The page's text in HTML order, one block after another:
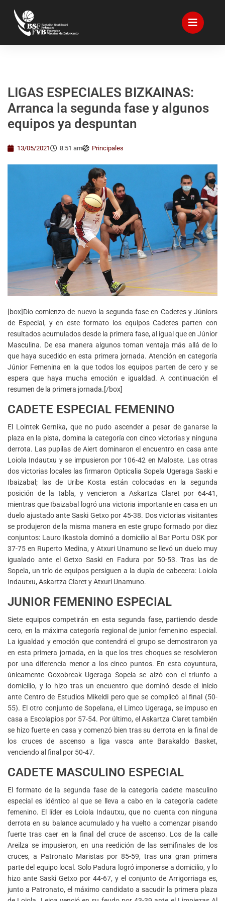
LIGAS ESPECIALES BIZKAINAS:
Arranca la segunda fase y algunos
equipos ya despuntan
13/05/2021 8:51 am Principales
[box]Dio comienzo de nuevo la segunda fase en Cadetes y Júniors
de Especial, y en este formato los equipos Cadetes parten con
resultados acumulados desde la primera fase, al igual que en Júnior
Masculina. De esa manera algunos toman ventaja más allá de lo
que haya sucedido en esta primera jornada. Atención en categoría
Júnior Femenina en la que todos los equipos parten de cero y se
espera que haya mucha emoción e igualdad. A continuación el
resumen de la primera jornada.[/box]
CADETE ESPECIAL FEMENINO
El Lointek Gernika, que no pudo ascender a pesar de ganarse la
plaza en la pista, domina la categoría con cinco victorias y ninguna
derrota. Las pupilas de Aiert dominaron el encuentro en casa ante
Loiola Indautxu y se impusieron por 106-42 en Maloste. Las otras
dos victorias locales las firmaron Opticalia Sopela Ugeraga Saski e
Ibaizabal; las de Uribe Kosta están colocadas en la segunda
posición de la tabla, y vencieron a Askartza Claret por 64-41,
mientras que Ibaizabal logró una victoria importante en casa en un
duelo ajustado ante Saski Getxo por 45-38. Dos victorias visitantes
se produjeron de la misma manera en este grupo formado por diez
conjuntos: Lauro Ikastola dominó a domicilio al Bar Portu OSK por
37-75 en Ruperto Medina, y Atxuri Unamuno se llevó un duelo muy
igualado ante el Getxo Saski en Fadura por 50-53. Tras las de
Sopela, un trío de equipos persiguen a la dupla de cabecera: Loiola
Indautxu, Askartza Claret y Atxuri Unamuno.
JUNIOR FEMENINO ESPECIAL
Siete equipos competirán en esta segunda fase, partiendo desde
cero, en la máxima categoría regional de junior femenino especial.
La igualdad y emoción que contendrá el grupo se demostraron ya
en esta primera jornada, en la que los tres choques se resolvieron
por una diferencia menor a los cinco puntos. En esta coyuntura,
únicamente Goxobreak Ugeraga Sopela se alzó con el triunfo a
domicilio, y lo hizo tras un encuentro que dominó desde el inicio
ante Centro de Estudios Mikeldi pero que se complicó al final (50-
55). El otro conjunto de Sopelana, el Limco Ugeraga, se impuso en
casa a Escolapios por 57-54. Por último, el Askartza Claret también
se hizo fuerte en casa y comenzó bien tras su derrota en la final de
los cruces de ascenso a liga vasca ante Barakaldo Basket,
venciendo al final por 50-47.
CADETE MASCULINO ESPECIAL
El formato de la segunda fase de la categoría cadete masculino
especial es idéntico al que se lleva a cabo en la categoría cadete
femenino. El líder es Loiola Indautxu, que no cuenta con ninguna
derrota en su balance acumulado y ha vuelto a comenzar pisando
fuerte tras caer en la final del cruce de ascenso. Los de la calle
Areilza se impusieron, en una reedición de las semifinales de los
cruces, a Patronato Maristas por 85-59, tras una gran primera
parte del equipo local. Solo Padura logró imponerse a domicilio, y lo
hizo ante Saski Getxo por 44-67, y el conjunto de Arrigorriaga es,
junto a Patronato, el máximo candidato a sacudir la primera plaza